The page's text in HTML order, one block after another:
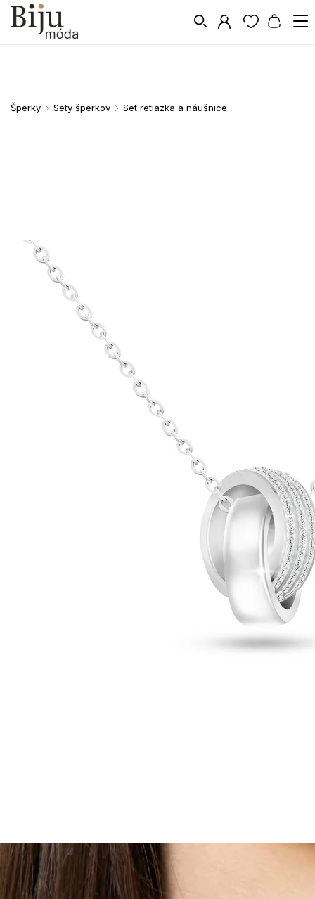
Šperky / Sety šperkov / Set retiazka a náušnice